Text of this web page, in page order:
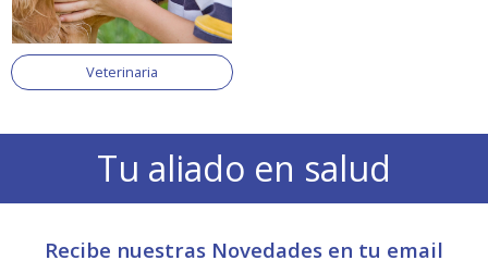
Veterinaria
Tu aliado en salud
Recibe nuestras Novedades en tu email